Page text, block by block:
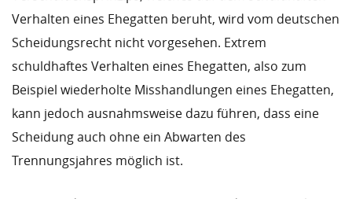
Verhalten eines Ehegatten beruht, wird vom deutschen
Scheidungsrecht nicht vorgesehen. Extrem
schuldhaftes Verhalten eines Ehegatten, also zum
Beispiel wiederholte Misshandlungen eines Ehegatten,
kann jedoch ausnahmsweise dazu führen, dass eine
Scheidung auch ohne ein Abwarten des
Trennungsjahres möglich ist.